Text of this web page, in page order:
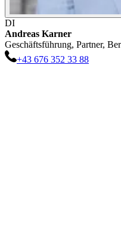
DI
Andreas Karner
Geschäftsführung, Partner,
+43 676 352 33 88